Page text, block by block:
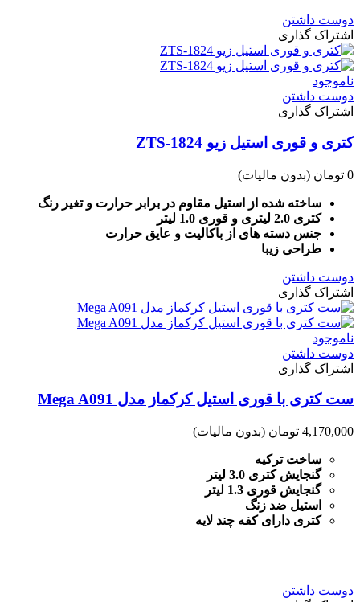
دوست داشتن
اشتراک گذاری
ناموجود
دوست داشتن
اشتراک گذاری
کتری و قوری استیل زیو ZTS-1824
0 تومان (بدون مالیات)
ساخته شده از استیل مقاوم در برابر حرارت و تغیر رنگ
کتری 2.0 لیتری و قوری 1.0 لیتر
جنس دسته های از باکالیت و عایق حرارت
طراحی زیبا
دوست داشتن
اشتراک گذاری
ناموجود
دوست داشتن
اشتراک گذاری
ست کتری با قوری استیل کرکماز مدل Mega A091
4,170,000 تومان (بدون مالیات)
ساخت ترکیه
گنجایش کتری 3.0 لیتر
گنجایش قوری 1.3 لیتر
استیل ضد زنگ
کتری دارای کفه چند لایه
دوست داشتن